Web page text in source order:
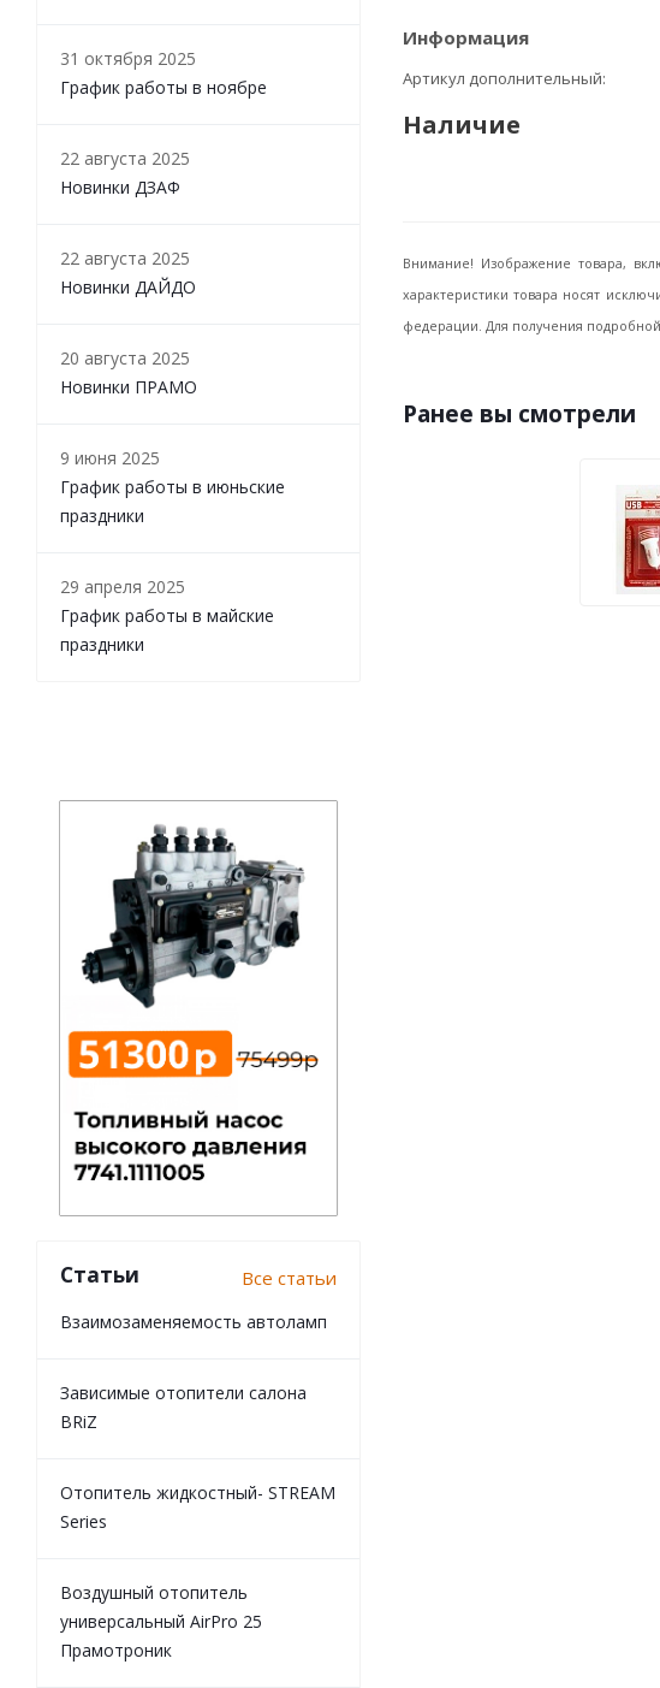
Информация
Артикул дополнительный
Наличие
Внимание! Изображение товара,
характеристики товара носят
федерации. Для получения
Ранее вы смотрели
31 октября 2025
График работы в ноябре
22 августа 2025
Новинки ДЗАФ
22 августа 2025
Новинки ДАЙДО
20 августа 2025
Новинки ПРАМО
9 июня 2025
График работы в июньские
праздники
29 апреля 2025
График работы в майские
праздники
Статьи Все статьи
Взаимозаменяемость автоламп
Зависимые отопители салона
BRiZ
Отопитель жидкостный- STREAM
Series
Воздушный отопитель
универсальный AirPro 25
Прамотроник